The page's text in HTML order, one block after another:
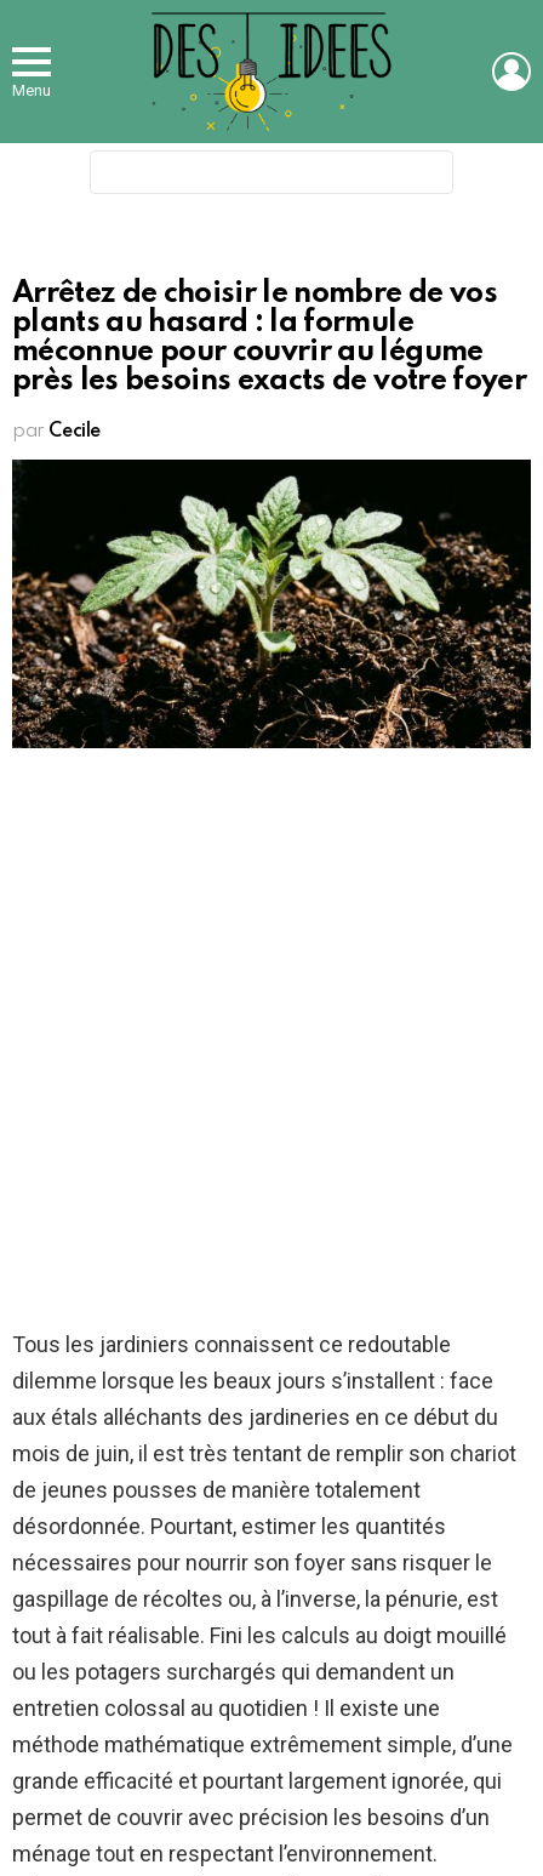
Menu
Arrêtez de choisir le nombre de vos
plants au hasard : la formule
méconnue pour couvrir au légume
près les besoins exacts de votre foyer
par Cecile
Tous les jardiniers connaissent ce redoutable
dilemme lorsque les beaux jours s’installent : face
aux étals alléchants des jardineries en ce début du
mois de juin, il est très tentant de remplir son chariot
de jeunes pousses de manière totalement
désordonnée. Pourtant, estimer les quantités
nécessaires pour nourrir son foyer sans risquer le
gaspillage de récoltes ou, à l’inverse, la pénurie, est
tout à fait réalisable. Fini les calculs au doigt mouillé
ou les potagers surchargés qui demandent un
entretien colossal au quotidien ! Il existe une
méthode mathématique extrêmement simple, d’une
grande efficacité et pourtant largement ignorée, qui
permet de couvrir avec précision les besoins d’un
ménage tout en respectant l’environnement.